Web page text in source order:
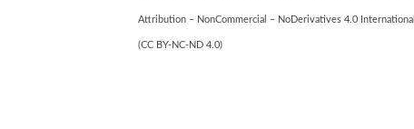
Attribution – NonCommercial – NoDerivatives 4.0 International
(CC BY-NC-ND 4.0)